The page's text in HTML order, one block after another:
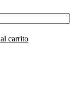
carrito